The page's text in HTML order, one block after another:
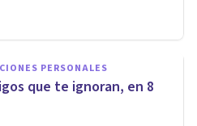
PERSONALES
que te ignoran, en 8